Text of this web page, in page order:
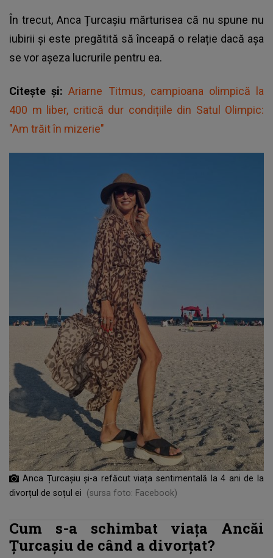
În trecut, Anca Țurcașiu mărturisea că nu spune nu
iubirii și este pregătită să înceapă o relație dacă așa
se vor așeza lucrurile pentru ea.
Citește și:Ariarne Titmus, campioana olimpică la
400 m liber, critică dur condițiile din Satul Olimpic:
"Am trăit în mizerie"
Anca Țurcașiu și-a refăcut viața sentimentală la 4 ani de la
divorțul de soțul ei
(sursa foto: Facebook)
Cum s-a schimbat viața Ancăi
Țurcașiu de când a divorțat?